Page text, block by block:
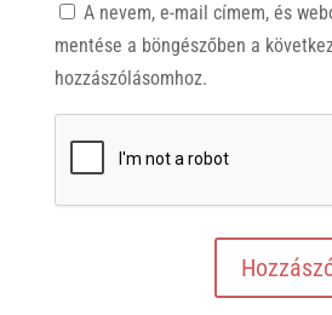
A nevem, e-mail címem, és
mentése a böngészőben a
hozzászólásomhoz.